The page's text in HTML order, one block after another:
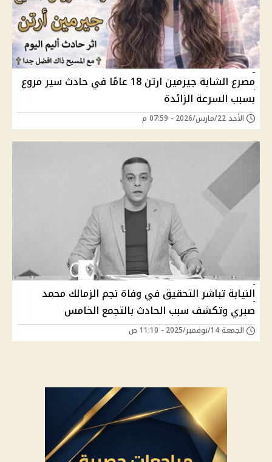
مصرع الشابة جيرمين ارتن 18 عامًا في حادث سير مروع
بسبب السرعة الزائدة
الأحد 22/مارس/2026 - 07:59 م
النيابة تباشر التحقيق في وفاة نجم الزمالك محمد
صبري وتكشف سبب الحادث بالتجمع الخامس
الجمعة 14/نوفمبر/2025 - 11:10 ص